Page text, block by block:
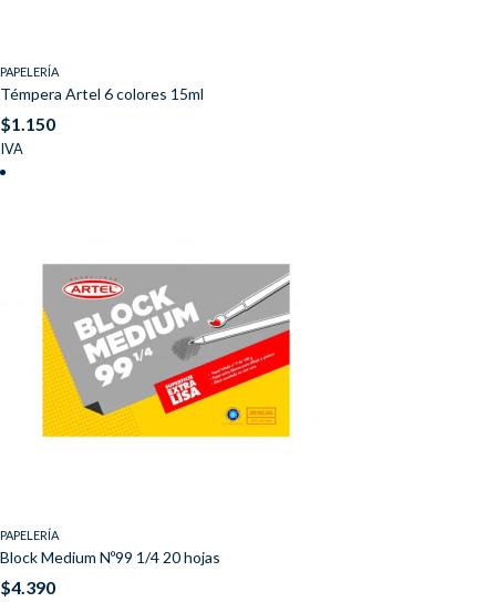
PAPELERÍA
Témpera Artel 6 colores 15ml
$1.150
IVA
PAPELERÍA
Block Medium Nº99 1/4 20 hojas
$4.390